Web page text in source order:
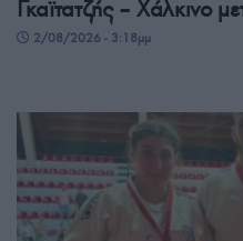
Γκαϊτατζής – Χάλκινο
2/08/2026 - 3:18μμ